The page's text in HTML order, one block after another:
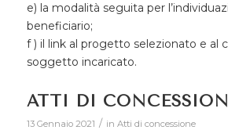
e) la modalità seguita per
beneficiario;
f ) il link al progetto selezionato e al
soggetto incaricato.
ATTI DI
13 Gennaio 2021 / in Atti di concessione